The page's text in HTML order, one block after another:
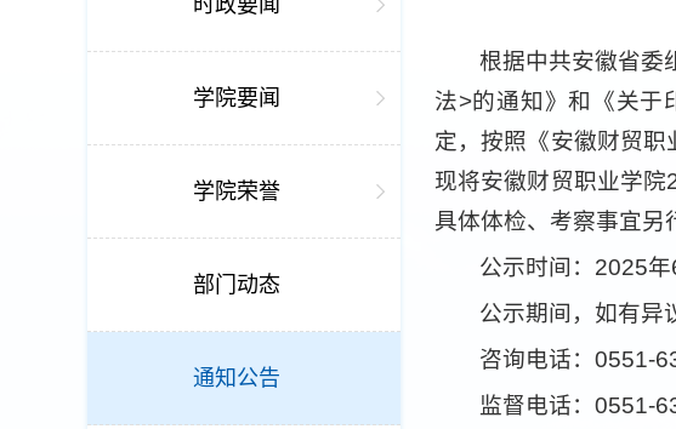
时政要闻
学院要闻
学院荣誉
部门动态
通知公告
根据中共安徽省委
法>的通知》和《关于
定，按照《安徽财贸职
现将安徽财贸职业学院
具体体检、考察事宜另
公示时间：2025年
公示期间，如有异
咨询电话：0551-
监督电话：0551-